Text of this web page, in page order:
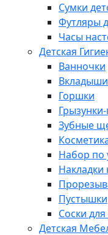
Сумки
Футляры
Часы
Детская
Ванночки
Вкладыши
Горшки
Зубные
Набор по
Накладки
Пустышки
Соски
Детская